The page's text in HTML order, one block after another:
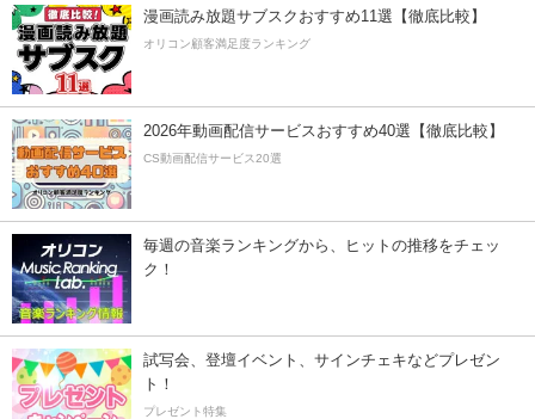
漫画読み放題サブスクおすすめ11選【徹底比較】
オリコン顧客満足度ランキング
2026年動画配信サービスおすすめ40選【徹底比較】
CS動画配信サービス20選
毎週の音楽ランキングから、ヒットの推移をチェッ
ク！
試写会、登壇イベント、サインチェキなどプレゼン
ト！
プレゼント特集